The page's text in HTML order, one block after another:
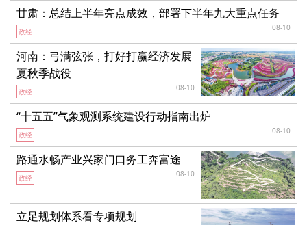
甘肃：总结上半年亮点成效，部署下半年九大重点任务
政经 08-10
河南：弓满弦张，打好打赢经济发展
夏秋季战役
政经 08-10
“十五五”气象观测系统建设行动指南出炉
政经 08-10
路通水畅产业兴家门口务工奔富途
政经 08-10
立足规划体系看专项规划